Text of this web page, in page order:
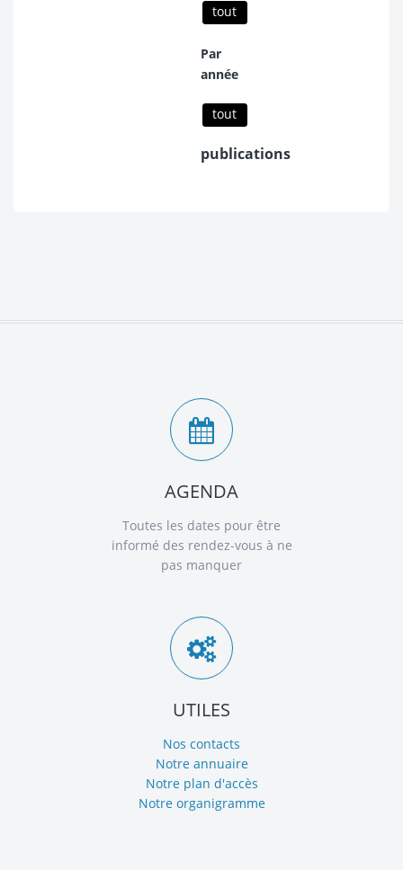
AGENDA
Toutes les dates pour être
informé des rendez-vous à ne
pas manquer
UTILES
Nos contacts
Notre annuaire
Notre plan d'accès
Notre organigramme